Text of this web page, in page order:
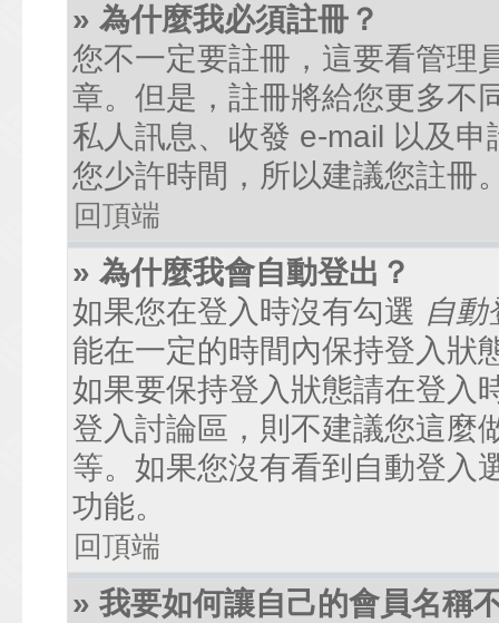
» 為什麼我必須註冊？
您不一定要註冊，這要看管理
章。但是，註冊將給您更多不
私人訊息、收發 e-mail 以及
您少許時間，所以建議您註冊
回頂端
» 為什麼我會自動登出？
如果您在登入時沒有勾選 自動
能在一定的時間內保持登入狀
如果要保持登入狀態請在登入
登入討論區，則不建議您這麼
等。如果您沒有看到自動登入
功能。
回頂端
» 我要如何讓自己的會員名稱